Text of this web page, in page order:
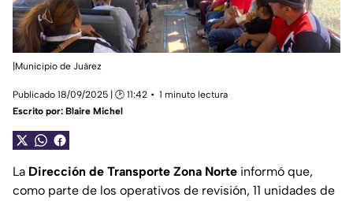
|Municipio de Juárez
Publicado 18/09/2025 | 🕑 11:42
1 minuto lectura
Escrito por: Blaire Michel
La Dirección de Transporte Zona Norte informó que,
como parte de los operativos de revisión, 11 unidades de